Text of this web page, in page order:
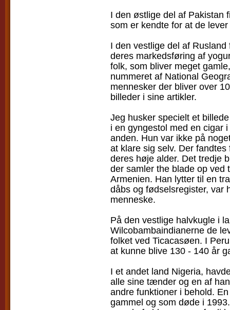
I den østlige del af Pakistan
som er kendte for at de
I den vestlige del af
deres markedsføring af
folk, som bliver meget
nummeret af National
mennesker der bliver over
billeder i sine artikler.
Jeg husker specielt et
i en gyngestol med en cigar
anden. Hun var ikke på
at klare sig selv. Der
deres høje alder. Det tredje
der samler the blade op
Armenien. Han lytter til en
dåbs og fødselsregister, var
menneske.
På den vestlige halvkugle i
Wilcobambaindianerne de
folket ved Ticacasøen. I
at kunne blive 130 - 140 år
I et andet land Nigeria,
alle sine tænder og en af
andre funktioner i behold.
gammel og som døde i